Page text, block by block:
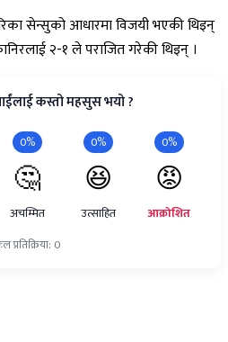
सेन्सुको आधारमा विजयी भएकी थिइन्
२-१ ले पराजित गरेकी थिइन् ।
कस्तो महसुस भयो ?
0%
🤔
अचम्मित
0%
😆
उत्साहित
0%
😡
आक्रोशित
प्रतिक्रिया: 0